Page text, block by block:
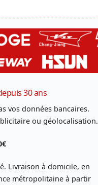
30 ans
vos données bancaires.
ou géolocalisation.
Livraison à domicile, en
métropolitaine à partir